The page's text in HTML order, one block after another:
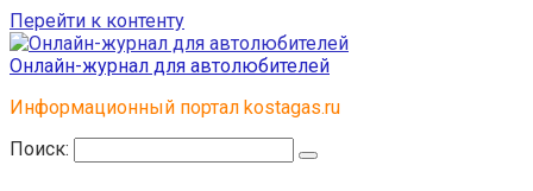
Перейти к контенту
Онлайн-журнал для автолюбителей
Информационный портал kostagas.ru
Поиск: